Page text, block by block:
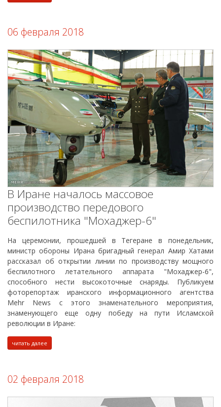
06 февраля 2018
В Иране началось массовое
производство передового
беспилотника "Мохаджер-6"
На церемонии, прошедшей в Тегеране в понедельник,
министр обороны Ирана бригадный генерал Амир Хатами
рассказал об открытии линии по производству мощного
беспилотного летательного аппарата "Мохаджер-6",
способного нести высокоточные снаряды. Публикуем
фоторепортаж иранского информационного агентства
Mehr News с этого знаменательного мероприятия,
знаменующего еще одну победу на пути Исламской
революции в Иране:
читать далее
02 февраля 2018